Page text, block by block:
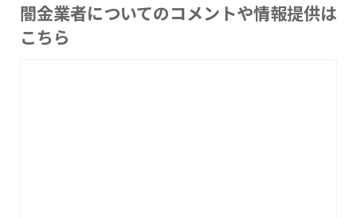
闇金業者についてのコメントや情報提供は
こちら